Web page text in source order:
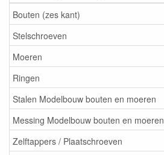
Bouten (zes kant)
Stelschroeven
Moeren
Ringen
Stalen Modelbouw bouten en moeren
Messing Modelbouw bouten en moeren
Zelftappers / Plaatschroeven